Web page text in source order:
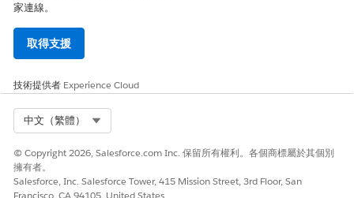
家連線。
取得支援
技術提供者 Experience Cloud
中文（繁體）
© Copyright 2026, Salesforce.com Inc. 保留所有權利。各個商標屬於其個別
擁有者。
Salesforce, Inc. Salesforce Tower, 415 Mission Street, 3rd Floor, San
Francisco, CA 94105, United States